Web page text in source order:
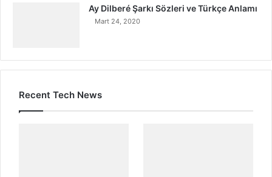
Ay Dilberé Şarkı Sözleri ve Türkçe Anlamı
Mart 24, 2020
Recent Tech News